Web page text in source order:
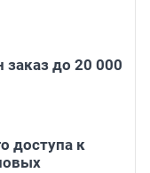
заказ до 20 000
доступа к